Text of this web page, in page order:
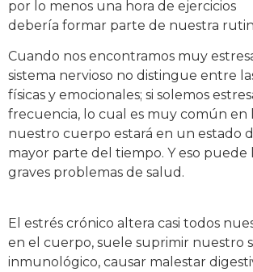
por lo menos una hora de ejercicios
debería formar parte de nuestra
Cuando nos encontramos muy
sistema nervioso no distingue entre
físicas y emocionales; si solemos
frecuencia, lo cual es muy común en
nuestro cuerpo estará en un estado
mayor parte del tiempo. Y eso
graves problemas de salud.
El estrés crónico altera casi todos
en el cuerpo, suele suprimir nuestro
inmunológico, causar malestar